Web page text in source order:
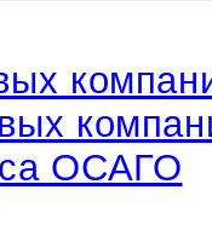
ОСАГО